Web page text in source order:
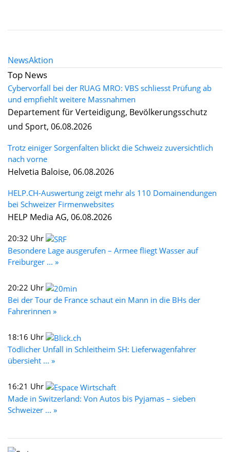
NewsAktion
Top News
Cybervorfall bei der RUAG MRO: VBS schliesst Prüfung ab
und empfiehlt weitere Massnahmen
Departement für Verteidigung, Bevölkerungsschutz
und Sport, 06.08.2026
Trotz einiger Sorgenfalten blickt die Schweiz zuversichtlich
nach vorne
Helvetia Baloise, 06.08.2026
HELP.CH-Auswertung zeigt mehr als 110 Domainendungen
bei Schweizer Firmenwebsites
HELP Media AG, 06.08.2026
20:32 Uhr
Besondere Lage ausgerufen – Armee fliegt Wasser auf
Freiburger ... »
20:22 Uhr
Bei der Tour de France schaut ein Mann in die BHs der
Fahrerinnen »
18:16 Uhr
Tödlicher Unfall in Schleitheim SH: Lieferwagenfahrer
übersieht ... »
16:21 Uhr
Made in Switzerland: Von Autos bis Pyjamas – sieben
Schweizer ... »